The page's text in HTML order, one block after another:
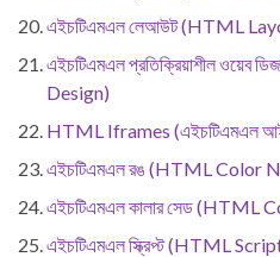
এইচটিএমএল লেআউট (HTML
এইচটিএমএল প্রতিক্রিয়াশীল
Design)
HTML Iframes (এইচটিএমএল
এইচটিএমএল রঙ (HTML Color
এইচটিএমএল কালার সেড (HTML
এইচটিএমএল স্ক্রিপ্ট (HTML